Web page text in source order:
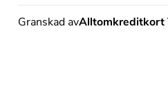
Granskad avAlltomkreditkort